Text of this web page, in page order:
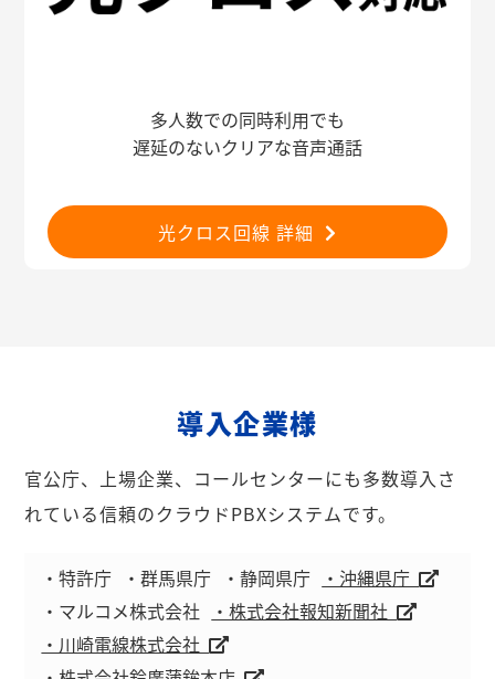
多人数での同時利用でも
遅延のないクリアな音声通話
光クロス回線 詳細
導入企業様
官公庁、上場企業、コールセンターにも多数導入さ
れている信頼のクラウドPBXシステムです。
・特許庁 ・群馬県庁 ・静岡県庁
・沖縄県庁
・マルコメ株式会社
・株式会社報知新聞社
・川崎電線株式会社